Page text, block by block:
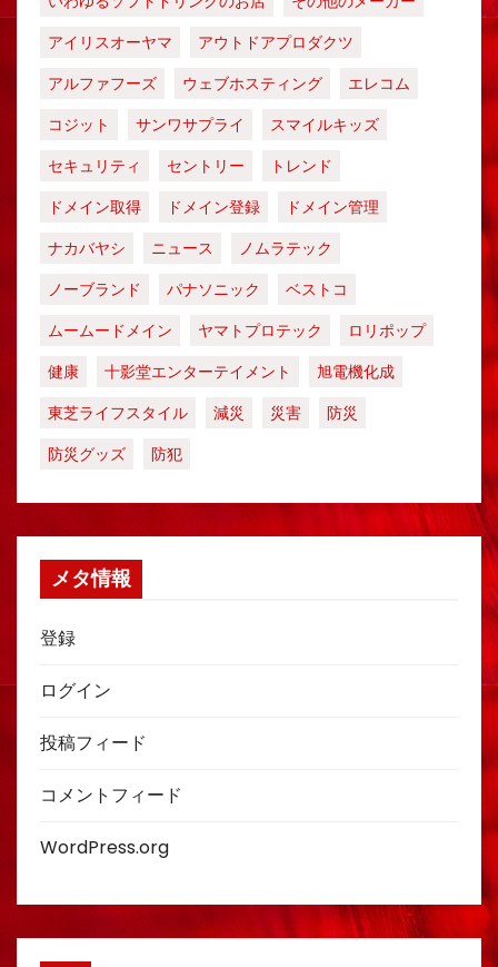
アイリスオーヤマ
アウトドアプロダクツ
アルファフーズ
ウェブホスティング
エレコム
コジット
サンワサプライ
スマイルキッズ
セキュリティ
セントリー
トレンド
ドメイン取得
ドメイン登録
ドメイン管理
ナカバヤシ
ニュース
ノムラテック
ノーブランド
パナソニック
ベストコ
ムームードメイン
ヤマトプロテック
ロリポップ
健康
十影堂エンターテイメント
旭電機化成
東芝ライフスタイル
減災 災害
防災
防災グッズ
防犯
メタ情報
登録
ログイン
投稿フィード
コメントフィード
WordPress.org